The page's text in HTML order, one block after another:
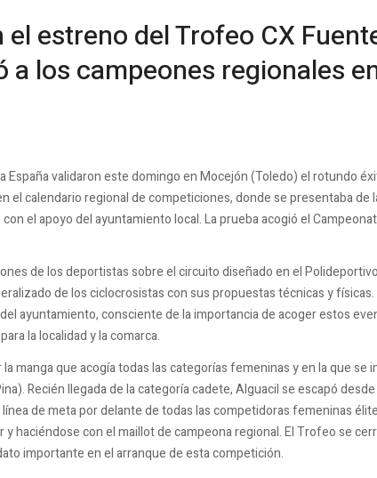
estreno del Trofeo CX
a los campeones regionales
España validaron este domingo en Mocejón (Toledo) el rotundo
el calendario regional de competiciones, donde se presentaba de
el apoyo del ayuntamiento local. La prueba acogió el
de los deportistas sobre el circuito diseñado en el
de los ciclocrosistas con sus propuestas técnicas y
ayuntamiento, consciente de la importancia de acoger estos
la localidad y la comarca.
manga que acogía todas las categorías femeninas y en la que se
Recién llegada de la categoría cadete, Alguacil se escapó
de meta por delante de todas las competidoras femeninas
haciéndose con el maillot de campeona regional. El Trofeo se
importante en el arranque de esta competición.